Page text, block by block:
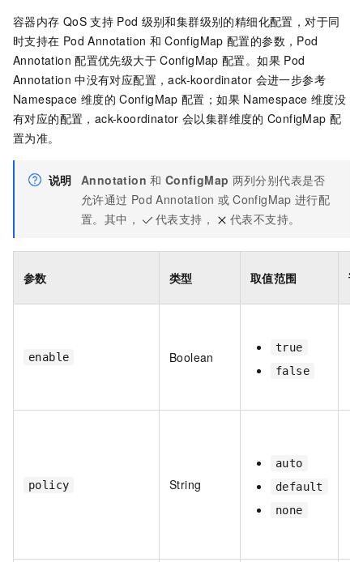
容器内存 QoS 支持 Pod 级别和集群级别的精细化配置，对于同
时支持在 Pod Annotation 和 ConfigMap 配置的参数，Pod
Annotation 配置优先级大于 ConfigMap 配置。如果 Pod
Annotation 中没有对应配置，ack-koordinator 会进一步参考
Namespace 维度的 ConfigMap 配置；如果 Namespace 维度没
有对应的配置， ack-koordinator 会以集群维度的 ConfigMap 配
置为准。
说明 Annotation 和 ConfigMap 两列分别代表是否
允许通过 Pod Annotation 或 ConfigMap 进行配
置。其中，
代表支持， 代表不支持。
参数 类型 取值范围 说
enable Boolean
true
false
policy String
auto
default
none